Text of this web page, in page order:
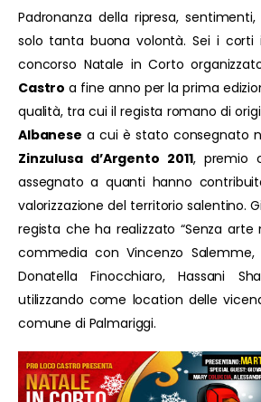
Padronanza della ripresa,
solo tanta buona volontà. Sei i
concorso Natale in Corto
Castro a fine anno per la prima
qualità, tra cui il regista romano di
Albanese a cui è stato consegnato
Zinzulusa d’Argento 2011, premio
assegnato a quanti hanno
valorizzazione del territorio salentino.
regista che ha realizzato “Senza arte
commedia con Vincenzo Salemme,
Donatella Finocchiaro, Hassani
utilizzando come location delle
comune di Palmariggi.